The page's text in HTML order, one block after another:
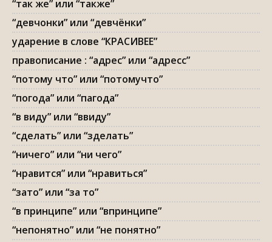
“так же” или “также”
“девчонки” или “девчёнки”
ударение в слове “КРАСИВЕЕ”
правописание : “адрес” или “адресс”
“потому что” или “потомучто”
“погода” или “пагода”
“в виду” или “ввиду”
“сделать” или “зделать”
“ничего” или “ни чего”
“нравится” или “нравиться”
“зато” или “за то”
“в принципе” или “впринципе”
“непонятно” или “не понятно”